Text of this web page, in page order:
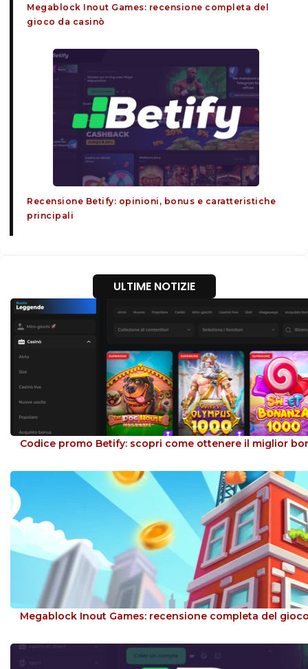
Megablock Inout Games: recensione completa del
gioco da casinò
Recensione Betify: opinioni, bonus e caratteristiche
principali
ULTIME NOTIZIE
Codice promo Betify: scopri come ottenere il miglior
Megablock Inout Games: recensione completa del